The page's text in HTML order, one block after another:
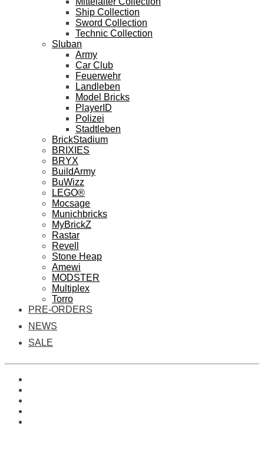
Ship Collection
Sword Collection
Technic Collection
Sluban
Army
Car Club
Feuerwehr
Landleben
Model Bricks
PlayerID
Polizei
Stadtleben
BrickStadium
BRIXIES
BRYX
BuildArmy
BuWizz
LEGO®
Mocsage
Munichbricks
MyBrickZ
Rastar
Revell
Stone Heap
Amewi
MODSTER
Multiplex
Torro
PRE-ORDERS
NEWS
SALE